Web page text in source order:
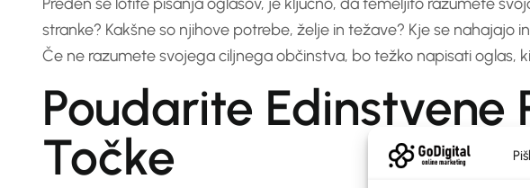
stranke? Kakšne so njihove potrebe, želje in težave? Kje se nahajajo
Če ne razumete svojega ciljnega občinstva, bo težko napisati oglas,
Poudarite Edinstvene
Točke